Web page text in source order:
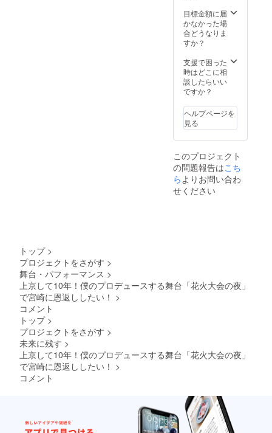
グを演
者さん
がいた
子を
SNS等
で発信
してご
せてい
ます。
【お願
い】 ※
キャリ
アメー
ル
（@doc
録の場
す。 →
等のフ
リー
メール
アドレ
合、
メール
が届か
りま
す。 →
Gmailや
Yahoo!
等のフ
メール
アドレ
登録を
おすす
めいた
しま
別の
キャン
せん。
あらか
じめご
いただ
いた方
にの
催場所
の詳細
をメー
ルにて
させて
頂きま
す。 支
援金額
代は含
まれま
せん。
各自の
飲食代
者をつ
ル
（@doc
b.ne.jp
／
@softb
ank.ne.j
台へご
案内し
ます）
・俳優
地と
ツー
ショッ
ト写真
・特等
席入場
券（お
好きな
ご指定
いただ
けま
す）
【お願
b.ne.jp
／
合、
メール
りま
す。 →
Gmailや
Yahoo!
目標金額に届
かなかった場
合どうなりま
すか？
支援で困った
時はどこに相
談したらいい
ですか？
ヘルプページを
見る
このプロジェクト
の問題報告はこち
らよりお問い合わ
せください
トップ >
プロジェクトをさがす >
舞台・パフォーマンス >
上京して10年！僕のプロデュースする舞台「花火大会の夜」
で宮崎に恩返ししたい！ >
コメント
トップ >
プロジェクトをさがす >
未来に残す >
上京して10年！僕のプロデュースする舞台「花火大会の夜」
で宮崎に恩返ししたい！ >
コメント